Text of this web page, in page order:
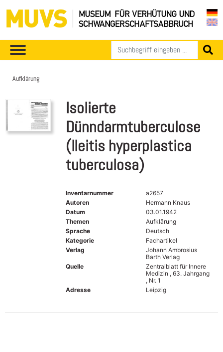
Aufklärung
Isolierte
Dünndarmtuberculose
(Ileitis hyperplastica
tuberculosa)
Inventarnummer
a2657
Autoren
Hermann Knaus
Datum
03.01.1942
Themen
Aufklärung
Sprache
Deutsch
Kategorie
Fachartikel
Verlag
Johann Ambrosius
Barth Verlag
Quelle
Zentralblatt für Innere
Medizin , 63. Jahrgang
, Nr. 1
Adresse
Leipzig